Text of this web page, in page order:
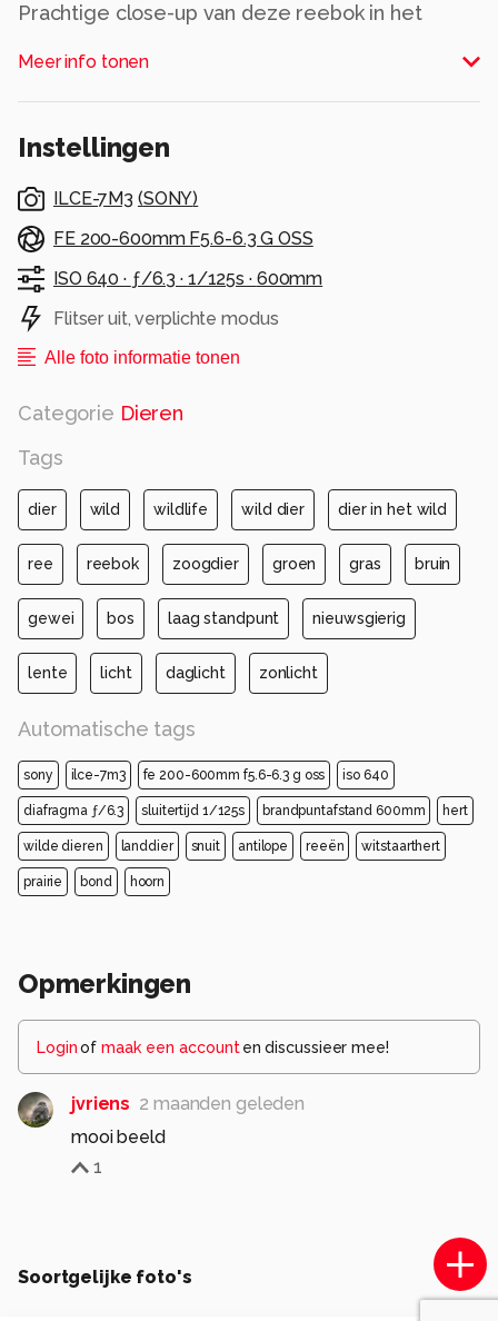
Prachtige close-up van deze reebok in het
Meer info tonen
Instellingen
ILCE-7M3 (SONY)
FE 200-600mm F5.6-6.3 G OSS
ISO 640 · ƒ/6.3 · 1/125s · 600mm
Flitser uit, verplichte modus
Alle foto informatie tonen
Categorie Dieren
Tags
dier wild wildlife wild dier dier in het wild
ree reebok zoogdier groen gras bruin
gewei bos laag standpunt nieuwsgierig
lente licht daglicht zonlicht
Automatische tags
sony ilce-7m3 fe 200-600mm f5.6-6.3 g oss iso 640
diafragma ƒ/6.3 sluitertijd 1/125s brandpuntafstand 600mm hert
wilde dieren landdier snuit antilope reeën witstaarthert
prairie bond hoorn
Opmerkingen
Loginof maak een account en discussieer mee!
jvriens 2 maanden geleden
mooi beeld
1
Soortgelijke foto's